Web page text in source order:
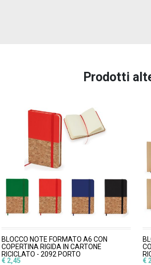
Prodotti
BLOCCO NOTE FORMATO A6 CON
COPERTINA RIGIDA IN CARTONE
RICICLATO - 2092 PORTO
€ 2,45
€